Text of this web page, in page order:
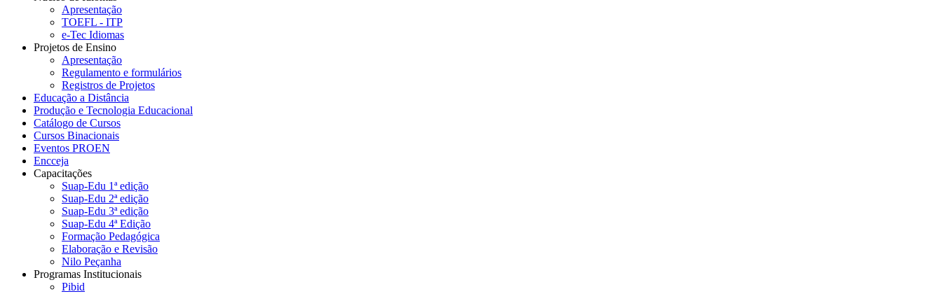
Apresentação
TOEFL - ITP
e-Tec Idiomas
Projetos de Ensino
Apresentação
Regulamento e formulários
Registros de Projetos
Educação a Distância
Produção e Tecnologia Educacional
Catálogo de Cursos
Cursos Binacionais
Eventos PROEN
Encceja
Capacitações
Suap-Edu 1ª edição
Suap-Edu 2ª edição
Suap-Edu 3ª edição
Suap-Edu 4ª Edição
Formação Pedagógica
Elaboração e Revisão
Nilo Peçanha
Programas Institucionais
Pibid